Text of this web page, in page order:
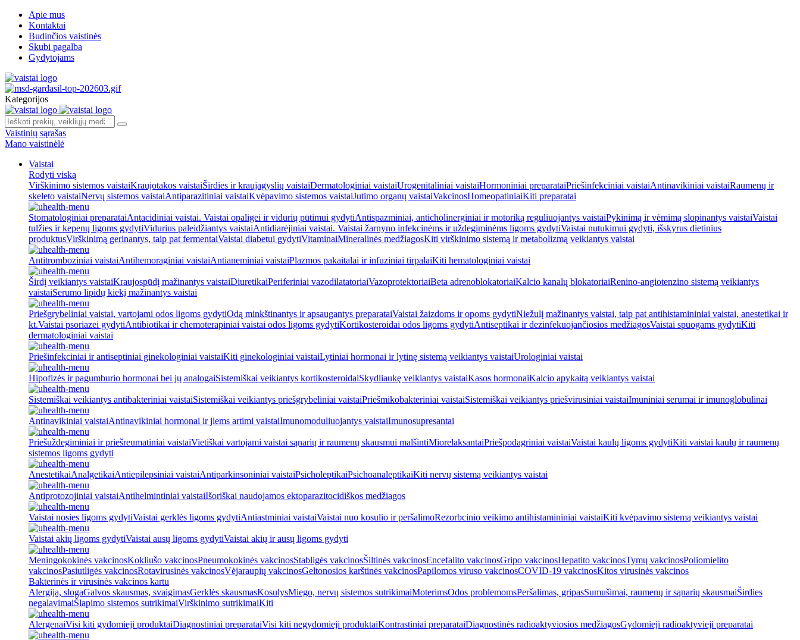
Apie mus
Kontaktai
Budinčios vaistinės
Skubi pagalba
Gydytojams
Kategorijos
Vaistinių sąrašas
Mano vaistinėlė
Vaistai
Rodyti viską
Virškinimo sistemos vaistaiKraujotakos vaistaiŠirdies ir kraujagyslių vaistaiDermatologiniai vaistaiUrogenitaliniai vaistaiHormoniniai preparataiPriešinfekciniai vaistaiAntinavikiniai vaistaiRaumenų ir
skeleto vaistaiNervų sistemos vaistaiAntiparazitiniai vaistaiKvėpavimo sistemos vaistaiJutimo organų vaistaiVakcinosHomeopatiniaiKiti preparatai
Stomatologiniai preparataiAntacidiniai vaistai. Vaistai opaligei ir vidurių pūtimui gydytiAntispazminiai, anticholinerginiai ir motoriką reguliuojantys vaistaiPykinimą ir vėmimą slopinantys vaistaiVaistai
tulžies ir kepenų ligoms gydytiVidurius paleidžiantys vaistaiAntidiarėjiniai vaistai. Vaistai žarnyno infekcinėms ir uždegiminėms ligoms gydytiVaistai nutukimui gydyti, išskyrus dietinius
produktusVirškinimą gerinantys, taip pat fermentaiVaistai diabetui gydytiVitaminaiMineralinės medžiagosKiti virškinimo sistemą ir metabolizmą veikiantys vaistai
Antitromboziniai vaistaiAntihemoraginiai vaistaiAntianeminiai vaistaiPlazmos pakaitalai ir infuziniai tirpalaiKiti hematologiniai vaistai
Širdį veikiantys vaistaiKraujospūdį mažinantys vaistaiDiuretikaiPeriferiniai vazodilatatoriaiVazoprotektoriaiBeta adrenoblokatoriaiKalcio kanalų blokatoriaiRenino-angiotenzino sistemą veikiantys
vaistaiSerumo lipidų kiekį mažinantys vaistai
Priešgrybeliniai vaistai, vartojami odos ligoms gydytiOdą minkštinantys ir apsaugantys preparataiVaistai žaizdoms ir opoms gydytiNiežulį mažinantys vaistai, taip pat antihistamininiai vaistai, anestetikai ir
kt.Vaistai psoriazei gydytiAntibiotikai ir chemoterapiniai vaistai odos ligoms gydytiKortikosteroidai odos ligoms gydytiAntiseptikai ir dezinfekuojančiosios medžiagosVaistai spuogams gydytiKiti
dermatologiniai vaistai
Priešinfekciniai ir antiseptiniai ginekologiniai vaistaiKiti ginekologiniai vaistaiLytiniai hormonai ir lytinę sistemą veikiantys vaistaiUrologiniai vaistai
Hipofizės ir pagumburio hormonai bei jų analogaiSistemiškai veikiantys kortikosteroidaiSkydliaukę veikiantys vaistaiKasos hormonaiKalcio apykaitą veikiantys vaistai
Sistemiškai veikiantys antibakteriniai vaistaiSistemiškai veikiantys priešgrybeliniai vaistaiPriešmikobakteriniai vaistaiSistemiškai veikiantys priešvirusiniai vaistaiImuniniai serumai ir imunoglobulinai
Antinavikiniai vaistaiAntinavikiniai hormonai ir jiems artimi vaistaiImunomoduliuojantys vaistaiImunosupresantai
Priešuždegiminiai ir priešreumatiniai vaistaiVietiškai vartojami vaistai sąnarių ir raumenų skausmui malšintiMiorelaksantaiPriešpodagriniai vaistaiVaistai kaulų ligoms gydytiKiti vaistai kaulų ir raumenų
sistemos ligoms gydyti
AnestetikaiAnalgetikaiAntiepilepsiniai vaistaiAntiparkinsoniniai vaistaiPsicholeptikaiPsichoanaleptikaiKiti nervų sistemą veikiantys vaistai
Antiprotozojiniai vaistaiAntihelmintiniai vaistaiIšoriškai naudojamos ektoparazitocidiškos medžiagos
Vaistai nosies ligoms gydytiVaistai gerklės ligoms gydytiAntiastminiai vaistaiVaistai nuo kosulio ir peršalimoRezorbcinio veikimo antihistamininiai vaistaiKiti kvėpavimo sistemą veikiantys vaistai
Vaistai akių ligoms gydytiVaistai ausų ligoms gydytiVaistai akių ir ausų ligoms gydyti
Meningokokinės vakcinosKokliušo vakcinosPneumokokinės vakcinosStabligės vakcinosŠiltinės vakcinosEncefalito vakcinosGripo vakcinosHepatito vakcinosTymų vakcinosPoliomielito
vakcinosPasiutligės vakcinosRotavirusinės vakcinosVėjaraupių vakcinosGeltonosios karštinės vakcinosPapilomos viruso vakcinosCOVID-19 vakcinosKitos virusinės vakcinos
Bakterinės ir virusinės vakcinos kartu
Alergija, slogaGalvos skausmas, svaigimasGerklės skausmasKosulysMiego, nervų sistemos sutrikimaiMoterimsOdos problemomsPeršalimas, gripasSumušimai, raumenų ir sąnarių skausmaiŠirdies
negalavimaiŠlapimo sistemos sutrikimaiVirškinimo sutrikimaiKiti
AlergenaiVisi kiti gydomieji produktaiDiagnostiniai preparataiVisi kiti negydomieji produktaiKontrastiniai preparataiDiagnostinės radioaktyviosios medžiagosGydomieji radioaktyvieji preparatai